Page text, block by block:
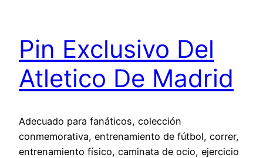
Pin Exclusivo Del
Atletico De Madrid
Adecuado para fanáticos, colección
conmemorativa, entrenamiento de fútbol, correr,
entrenamiento físico, caminata de ocio, ejercicio